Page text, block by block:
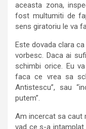
aceasta zona,
fost multumiti de
sens giratoriu le va
Este dovada clara
vorbesc. Daca ai
schimbi orice. Eu
faca ce vrea sa
Antistescu”, sau
putem”.
Am incercat sa caut
vad ce s-a